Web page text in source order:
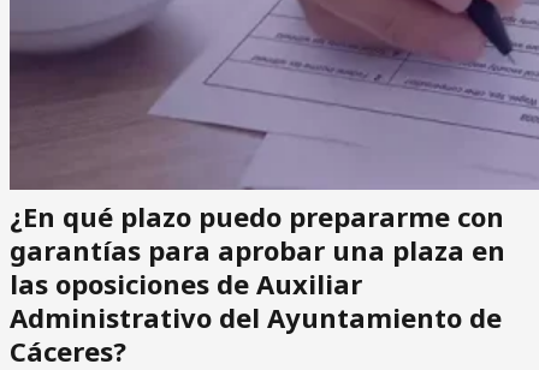
¿En qué plazo puedo prepararme con
garantías para aprobar una plaza en
las oposiciones de Auxiliar
Administrativo del Ayuntamiento de
Cáceres?